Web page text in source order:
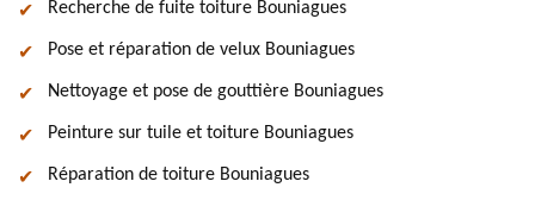
Recherche de fuite toiture Bouniagues
Pose et réparation de velux Bouniagues
Nettoyage et pose de gouttière Bouniagues
Peinture sur tuile et toiture Bouniagues
Réparation de toiture Bouniagues